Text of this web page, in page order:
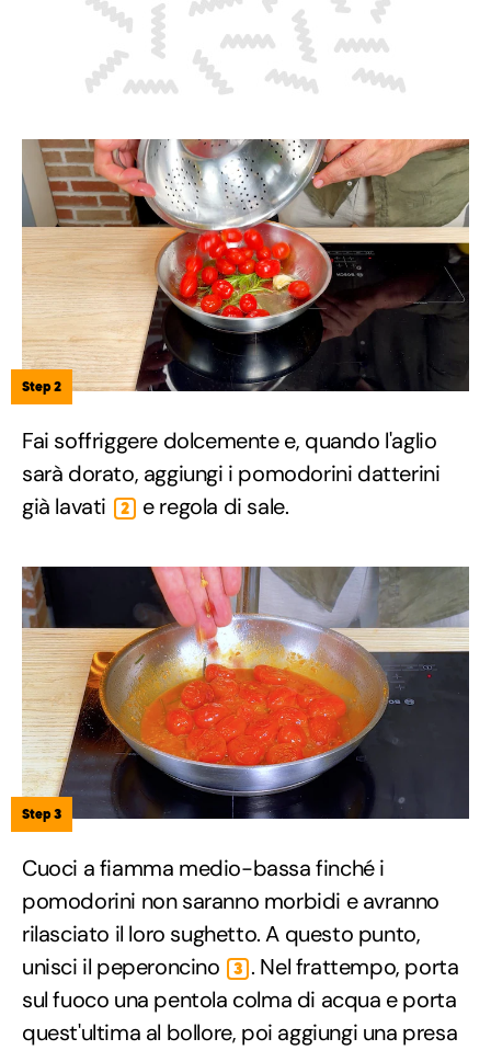
Step 2
Fai soffriggere dolcemente e, quando l'aglio
sarà dorato, aggiungi i pomodorini datterini
già lavati
2 e regola di sale.
Step 3
Cuoci a fiamma medio-bassa finché i
pomodorini non saranno morbidi e avranno
rilasciato il loro sughetto. A questo punto,
unisci il peperoncino
3 . Nel frattempo, porta
sul fuoco una pentola colma di acqua e porta
quest'ultima al bollore, poi aggiungi una presa